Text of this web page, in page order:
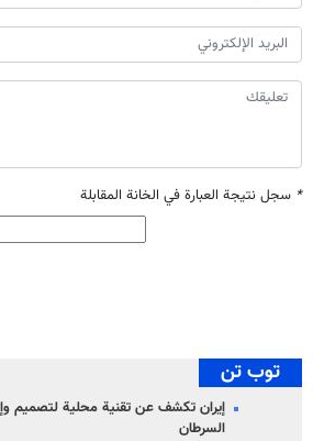
* سجل نتيجة العبارة في الخانة المقابلة
توب تن
إيران تكشف عن تقنية محلية لتصميم
السرطان